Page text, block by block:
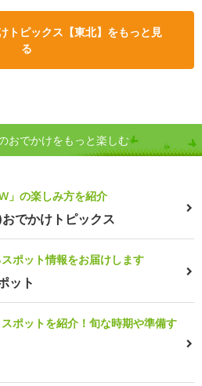
トピックス【東北】をもっと見
る
おでかけをもっと楽しむ
」の楽しみ方を紹介
でかけトピックス
ポット情報をお届けします
ット
ポットを紹介！旬な時期や準備す